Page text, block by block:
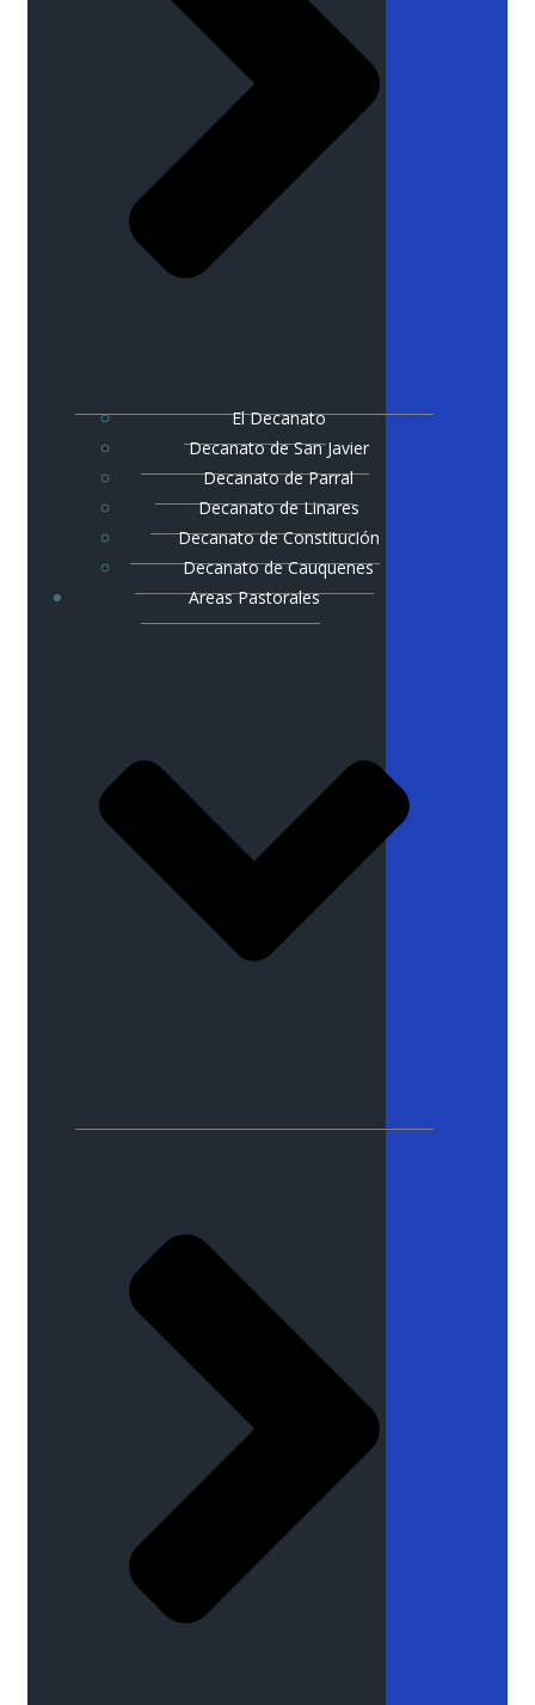
El Decanato
Decanato de San Javier
Decanato de Parral
Decanato de Linares
Decanato de Constitución
Decanato de Cauquenes
Areas Pastorales